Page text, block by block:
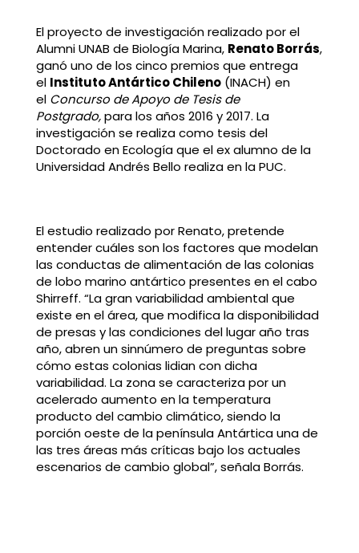
El proyecto de investigación realizado por el
Alumni UNAB de Biología Marina, Renato Borrás,
ganó uno de los cinco premios que entrega
el Instituto Antártico Chileno(INACH) en
el Concurso de Apoyo de Tesis de
Postgrado,para los años 2016 y 2017. La
investigación se realiza como tesis del
Doctorado en Ecología que el ex alumno de la
Universidad Andrés Bello realiza en la PUC.
El estudio realizado por Renato, pretende
entender cuáles son los factores que modelan
las conductas de alimentación de las colonias
de lobo marino antártico presentes en el cabo
Shirreff. “La gran variabilidad ambiental que
existe en el área, que modifica la disponibilidad
de presas y las condiciones del lugar año tras
año, abren un sinnúmero de preguntas sobre
cómo estas colonias lidian con dicha
variabilidad. La zona se caracteriza por un
acelerado aumento en la temperatura
producto del cambio climático, siendo la
porción oeste de la península Antártica una de
las tres áreas más críticas bajo los actuales
escenarios de cambio global”, señala Borrás.